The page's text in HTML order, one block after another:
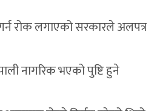
रोक लगाएको सरकारले अलपत्र
नागरिक भएको पुष्टि हुने